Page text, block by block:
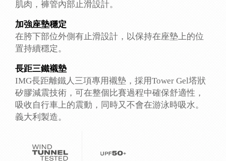
肌肉，褲管內部止滑設計。
加強座墊穩定
在胯下部位外側有止滑設計，以保持在座墊上的位
置持續穩定。
長距三鐵襯墊
IMG長距離鐵人三項專用襯墊，採用Tower Gel塔狀
矽膠減震技術，可在整個比賽過程中確保舒適性，
吸收自行車上的震動，同時又不會在游泳時吸水。
義大利製造。